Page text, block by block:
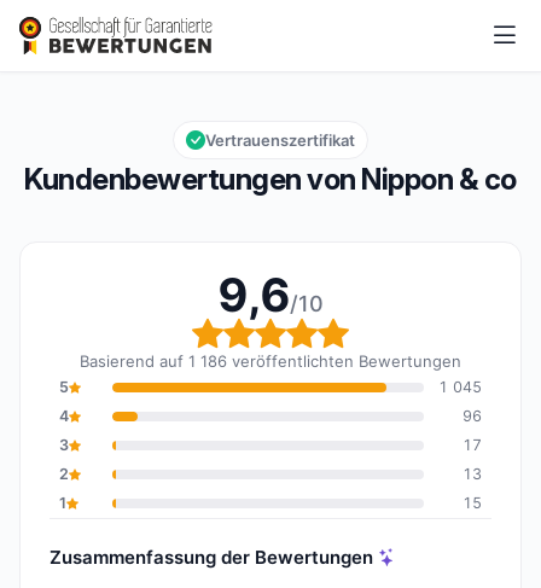
Nippon & co
Gesamtbewertung: 9,6 von 10
9,6/10
Kundenbewertungen von Nippon & co
Vertrauenszertifikat
9,6/10
Gesamtbewertung: 9,6
Basierend auf 1 186 veröffentlichten Bewertungen
5
1 045
4
96
3
17
2
13
1
15
Zusammenfassung der Bewertungen